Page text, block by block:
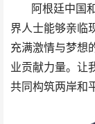
阿根廷中国和
界人士能够亲临
充满激情与梦想
业贡献力量。让
共同构筑两岸和